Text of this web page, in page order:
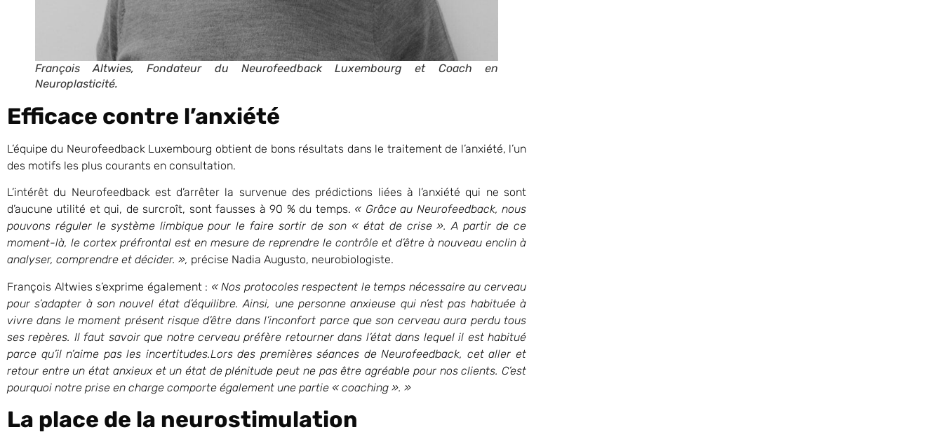
François Altwies, Fondateur du Neurofeedback Luxembourg et Coach en
Neuroplasticité.
Efficace contre l’anxiété
L’équipe du Neurofeedback Luxembourg obtient de bons résultats dans le traitement de l’anxiété, l’un
des motifs les plus courants en consultation.
L’intérêt du Neurofeedback est d’arrêter la survenue des prédictions liées à l’anxiété qui ne sont
d’aucune utilité et qui, de surcroît, sont fausses à 90 % du temps. « Grâce au Neurofeedback, nous
pouvons réguler le système limbique pour le faire sortir de son « état de crise ». A partir de ce
moment-là, le cortex préfrontal est en mesure de reprendre le contrôle et d’être à nouveau enclin à
analyser, comprendre et décider. », précise Nadia Augusto, neurobiologiste.
François Altwies s’exprime également : « Nos protocoles respectent le temps nécessaire au cerveau
pour s’adapter à son nouvel état d’équilibre. Ainsi, une personne anxieuse qui n’est pas habituée à
vivre dans le moment présent risque d’être dans l’inconfort parce que son cerveau aura perdu tous
ses repères. Il faut savoir que notre cerveau préfère retourner dans l’état dans lequel il est habitué
parce qu’il n’aime pas les incertitudes.Lors des premières séances de Neurofeedback, cet aller et
retour entre un état anxieux et un état de plénitude peut ne pas être agréable pour nos clients. C’est
pourquoi notre prise en charge comporte également une partie « coaching ». »
La place de la neurostimulation